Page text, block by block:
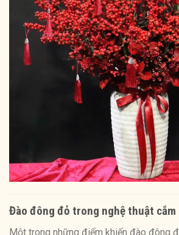
Đào đông đỏ trong nghệ thuật cắm
Một trong những điểm khiến đào đông